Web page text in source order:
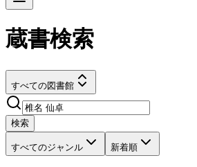
蔵書検索
すべての図書館
検索
すべてのジャンル 新着順